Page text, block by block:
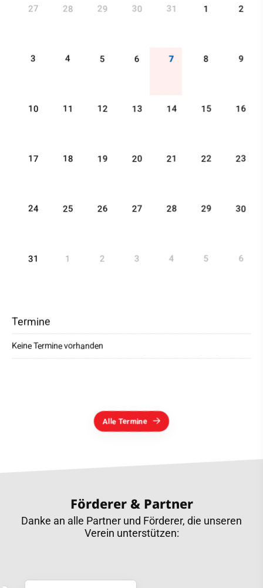
27 28 29 30 31 1 2
3 4 5 6 7 8 9
10 11 12 13 14 15 16
17 18 19 20 21 22 23
24 25 26 27 28 29 30
31 1 2 3 4 5 6
Termine
Keine Termine vorhanden
Alle Termine
Förderer & Partner
Danke an alle Partner und Förderer, die unseren
Verein unterstützen: